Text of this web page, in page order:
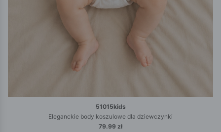
51015kids
Eleganckie body koszulowe dla dziewczynki
79.99 zł